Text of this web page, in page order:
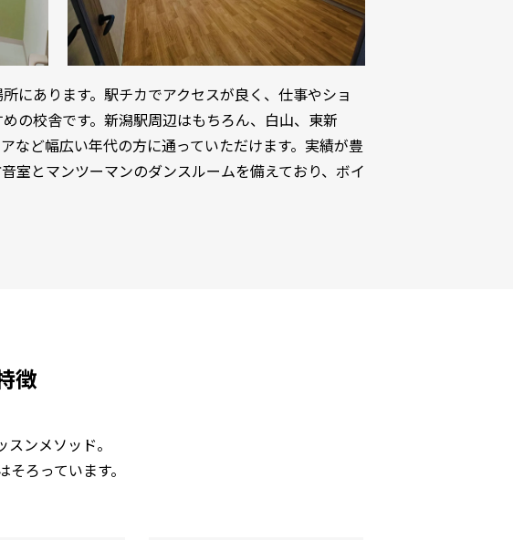
にあります。駅チカでアクセスが良く、仕事やショ
の校舎です。新潟駅周辺はもちろん、白山、東新
など幅広い年代の方に通っていただけます。実績が豊
室とマンツーマンのダンスルームを備えており、ボイ
徴
ンメソッド。
そろっています。